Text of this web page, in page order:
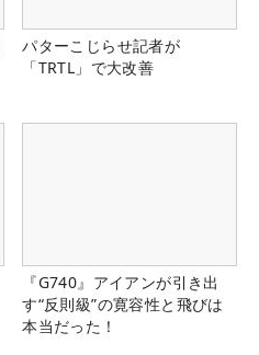
パターこじらせ記者が
「TRTL」で大改善
『G740』アイアンが引き出
す“反則級”の寛容性と飛びは
本当だった！